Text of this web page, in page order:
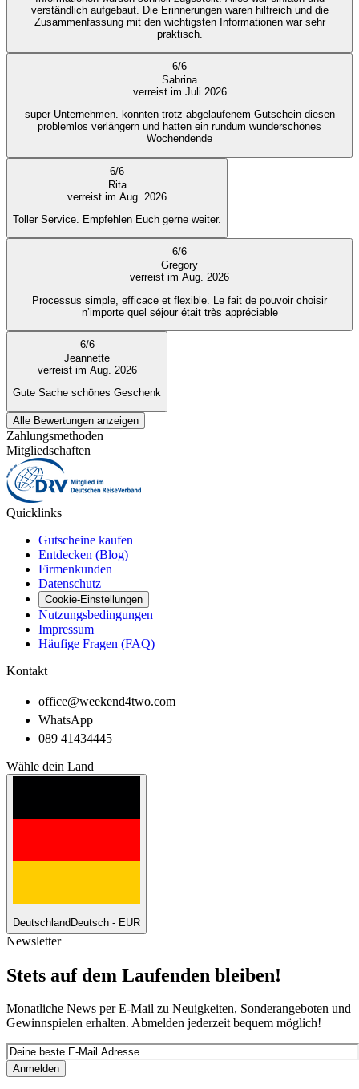
verständlich aufgebaut. Die Erinnerungen waren hilfreich und die
Zusammenfassung mit den wichtigsten Informationen war sehr
praktisch.
6/6
Sabrina
verreist im Juli 2026
super Unternehmen. konnten trotz abgelaufenem Gutschein diesen
problemlos verlängern und hatten ein rundum wunderschönes
Wochendende
6/6
Rita
verreist im Aug. 2026
Toller Service. Empfehlen Euch gerne weiter.
6/6
Gregory
verreist im Aug. 2026
Processus simple, efficace et flexible. Le fait de pouvoir choisir
n’importe quel séjour était très appréciable
6/6
Jeannette
verreist im Aug. 2026
Gute Sache schönes Geschenk
Alle Bewertungen anzeigen
Zahlungsmethoden
Mitgliedschaften
Quicklinks
Gutscheine kaufen
Entdecken (Blog)
Firmenkunden
Datenschutz
Cookie-Einstellungen
Nutzungsbedingungen
Impressum
Häufige Fragen (FAQ)
Kontakt
office@weekend4two.com
WhatsApp
089 41434445
Wähle dein Land
DeutschlandDeutsch - EUR
Newsletter
Stets auf dem Laufenden bleiben!
Monatliche News per E-Mail zu Neuigkeiten, Sonderangeboten und
Gewinnspielen erhalten. Abmelden jederzeit bequem möglich!
Anmelden